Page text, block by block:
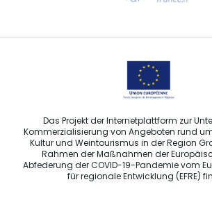
Sprechen Sie uns per E-
Das Projekt der Internetplattform zur
Kommerzialisierung von Angeboten rund
Kultur und Weintourismus in der Region
Rahmen der Maßnahmen der
Abfederung der COVID-19-Pandemie vom
für regionale Entwicklung (EFRE)